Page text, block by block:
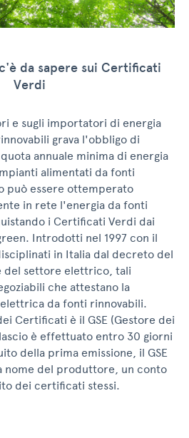
da sapere sui Certificati
Verdi
e sugli importatori di energia
grava l'obbligo di
annuale minima di energia
alimentati da fonti
può essere ottemperato
in rete l'energia da fonti
i Certificati Verdi dai
Introdotti nel 1997 con il
in Italia dal decreto del
del settore elettrico, tali
che attestano la
da fonti rinnovabili.
Certificati è il GSE (Gestore dei
è effettuato entro 30 giorni
della prima emissione, il GSE
nome del produttore, un conto
dei certificati stessi.